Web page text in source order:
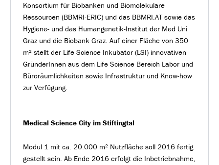
Konsortium für Biobanken und Biomolekulare
Ressourcen (BBMRI-ERIC) und das BBMRI.AT sowie das
Hygiene- und das Humangenetik-Institut der Med Uni
Graz und die Biobank Graz. Auf einer Fläche von 350
m² stellt der Life Science Inkubator (LSI) innovativen
GründerInnen aus dem Life Science Bereich Labor und
Büroräumlichkeiten sowie Infrastruktur und Know-how
zur Verfügung.
Medical Science City im Stiftingtal
Modul 1 mit ca. 20.000 m² Nutzfläche soll 2016 fertig
gestellt sein. Ab Ende 2016 erfolgt die Inbetriebnahme,